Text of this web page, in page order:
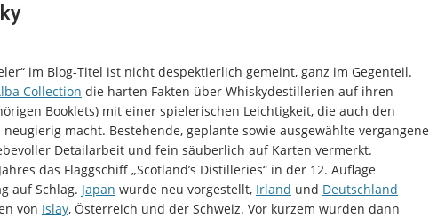
im Blog-Titel ist nicht despektierlich gemeint, ganz im Gegenteil.
Collection die harten Fakten über Whiskydestillerien auf ihren
Booklets) mit einer spielerischen Leichtigkeit, die auch den
macht. Bestehende, geplante sowie ausgewählte vergangene
Detailarbeit und fein säuberlich auf Karten vermerkt.
das Flaggschiff „Scotland’s Distilleries“ in der 12. Auflage
auf Schlag. Japan wurde neu vorgestellt, Irland und Deutschland
von Islay, Österreich und der Schweiz. Vor kurzem wurden dann